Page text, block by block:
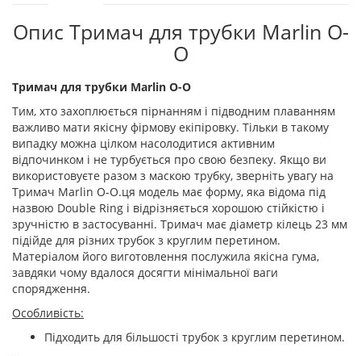
Опис Тримач для трубки Marlin О-
О
Тримач для трубки Marlin О-О
Тим, хто захоплюється пірнанням і підводним плаванням
важливо мати якісну фірмову екіпіровку. Тільки в такому
випадку можна цілком насолодитися активним
відпочинком і не турбується про свою безпеку. Якщо ви
використовуєте разом з маскою трубку, зверніть увагу на
Тримач Marlin О-О.ця модель має форму, яка відома під
назвою Double Ring і відрізняється хорошою стійкістю і
зручністю в застосуванні. Тримач має діаметр кілець 23 мм
підійде для різних трубок з круглим перетином.
Матеріалом його виготовлення послужила якісна гума,
завдяки чому вдалося досягти мінімальної ваги
спорядження.
Особливість:
Підходить для більшості трубок з круглим перетином.